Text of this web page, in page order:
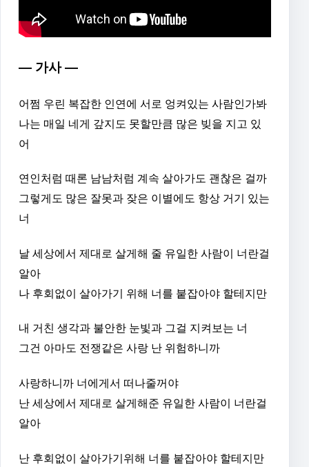
— 가사 —
어쩜 우린 복잡한 인연에 서로 엉켜있는 사람인가봐
나는 매일 네게 갚지도 못할만큼 많은 빚을 지고 있
어
연인처럼 때론 남남처럼 계속 살아가도 괜찮은 걸까
그렇게도 많은 잘못과 잦은 이별에도 항상 거기 있는
너
날 세상에서 제대로 살게해 줄 유일한 사람이 너란걸
알아
나 후회없이 살아가기 위해 너를 붙잡아야 할테지만
내 거친 생각과 불안한 눈빛과 그걸 지켜보는 너
그건 아마도 전쟁같은 사랑 난 위험하니까
사랑하니까 너에게서 떠나줄꺼야
난 세상에서 제대로 살게해준 유일한 사람이 너란걸
알아
난 후회없이 살아가기위해 너를 붙잡아야 할테지만